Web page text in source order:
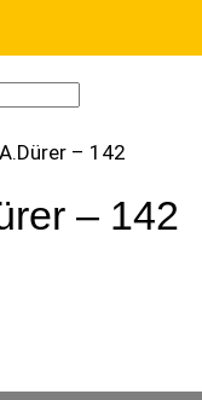
– 142
– 142